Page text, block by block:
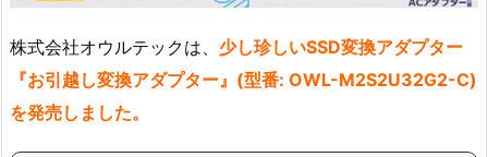
株式会社オウルテックは、 少し珍しいSSD変換アダプター
『お引越し変換アダプター』(型番: OWL-M2S2U32G2-C)
を発売しました。